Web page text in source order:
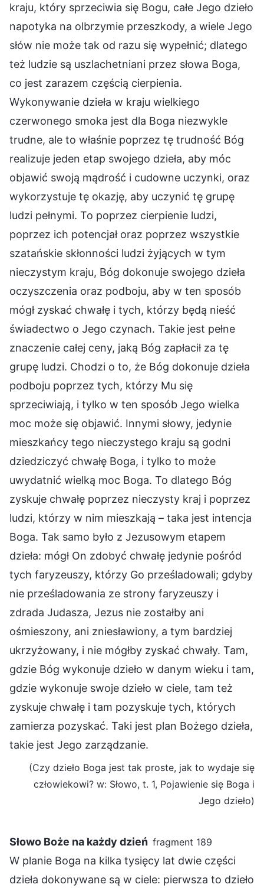
kraju, który sprzeciwia się Bogu, całe Jego dzieło
napotyka na olbrzymie przeszkody, a wiele Jego
słów nie może tak od razu się wypełnić; dlatego
też ludzie są uszlachetniani przez słowa Boga,
co jest zarazem częścią cierpienia.
Wykonywanie dzieła w kraju wielkiego
czerwonego smoka jest dla Boga niezwykle
trudne, ale to właśnie poprzez tę trudność Bóg
realizuje jeden etap swojego dzieła, aby móc
objawić swoją mądrość i cudowne uczynki, oraz
wykorzystuje tę okazję, aby uczynić tę grupę
ludzi pełnymi. To poprzez cierpienie ludzi,
poprzez ich potencjał oraz poprzez wszystkie
szatańskie skłonności ludzi żyjących w tym
nieczystym kraju, Bóg dokonuje swojego dzieła
oczyszczenia oraz podboju, aby w ten sposób
mógł zyskać chwałę i tych, którzy będą nieść
świadectwo o Jego czynach. Takie jest pełne
znaczenie całej ceny, jaką Bóg zapłacił za tę
grupę ludzi. Chodzi o to, że Bóg dokonuje dzieła
podboju poprzez tych, którzy Mu się
sprzeciwiają, i tylko w ten sposób Jego wielka
moc może się objawić. Innymi słowy, jedynie
mieszkańcy tego nieczystego kraju są godni
dziedziczyć chwałę Boga, i tylko to może
uwydatnić wielką moc Boga. To dlatego Bóg
zyskuje chwałę poprzez nieczysty kraj i poprzez
ludzi, którzy w nim mieszkają – taka jest intencja
Boga. Tak samo było z Jezusowym etapem
dzieła: mógł On zdobyć chwałę jedynie pośród
tych faryzeuszy, którzy Go prześladowali; gdyby
nie prześladowania ze strony faryzeuszy i
zdrada Judasza, Jezus nie zostałby ani
ośmieszony, ani zniesławiony, a tym bardziej
ukrzyżowany, i nie mógłby zyskać chwały. Tam,
gdzie Bóg wykonuje dzieło w danym wieku i tam,
gdzie wykonuje swoje dzieło w ciele, tam też
zyskuje chwałę i tam pozyskuje tych, których
zamierza pozyskać. Taki jest plan Bożego dzieła,
takie jest Jego zarządzanie.
(Czy dzieło Boga jest tak proste, jak to wydaje się
człowiekowi? w: Słowo, t. 1, Pojawienie się Boga i
Jego dzieło)
Słowo Boże na każdy dzień fragment 189
W planie Boga na kilka tysięcy lat dwie części
dzieła dokonywane są w ciele: pierwsza to dzieło